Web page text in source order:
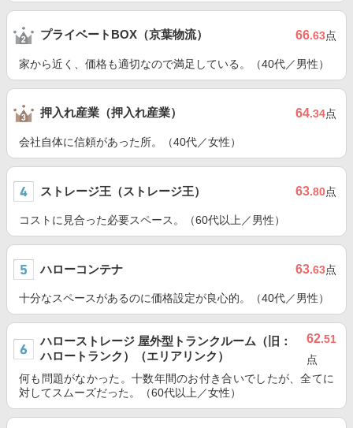
プライベートBOX（京葉物流） 66.63点
家から近く、価格も適切なので満足している。（40代／男性）
押入れ産業（押入れ産業） 64.34点
会社自体に信頼があった所。（40代／女性）
ストレージ王（ストレージ王） 63.80点
コストに見合った必要スペース。（60代以上／男性）
ハローコンテナ 63.63点
十分なスペースがあるのに価格設定が良心的。（40代／男性）
ハローストレージ 屋外型トランクルーム（旧：
ハロートランク）（エリアリンク）
62.51
点
何も問題がなかった。十数年間のお付き合いでしたが、全てに
対してスムーズだった。（60代以上／女性）